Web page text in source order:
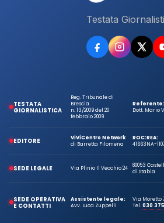
Testata
TESTATA
GIORNALISTICA
Reg. Tribunale di
Brescia
n. 13/2009 del 20
febbraio 2009
Referente:
Dott. Mario
EDITORE
ViViCentro Network
di Barretta Filomena
ROC:
41663
REA:
NA-
SEDE LEGALE Via Plinio Il Vecchio 24
80053
di Stabia
SEDE OPERATIVA
E CONTATTI
Assistente legale:
Avv. Luca Zuppelli
Via Moretto
Tel.030